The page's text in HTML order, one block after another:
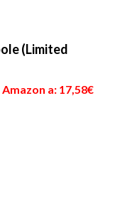
(Limited
a: 17,58€